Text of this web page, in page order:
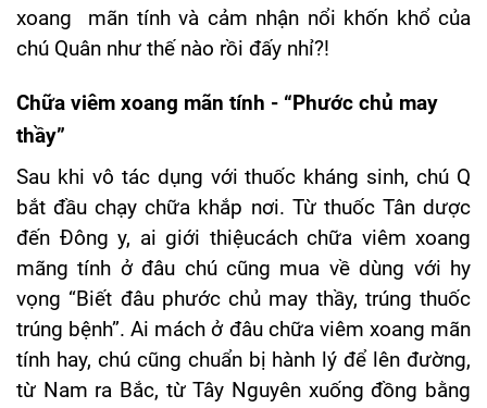
xoang mãn tính và cảm nhận nổi khốn khổ của
chú Quân như thế nào rồi đấy nhỉ?!
Chữa viêm xoang mãn tính - “Phước chủ may
thầy”
Sau khi vô tác dụng với thuốc kháng sinh, chú Q
bắt đầu chạy chữa khắp nơi. Từ thuốc Tân dược
đến Đông y, ai giới thiệucách chữa viêm xoang
mãng tính ở đâu chú cũng mua về dùng với hy
vọng “Biết đâu phước chủ may thầy, trúng thuốc
trúng bệnh”. Ai mách ở đâu chữa viêm xoang mãn
tính hay, chú cũng chuẩn bị hành lý để lên đường,
từ Nam ra Bắc, từ Tây Nguyên xuống đồng bằng